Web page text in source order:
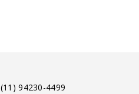
(11) 94230-4499